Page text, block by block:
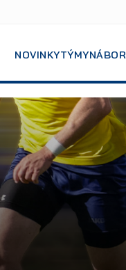
NOVINKYTÝMYNÁBOR